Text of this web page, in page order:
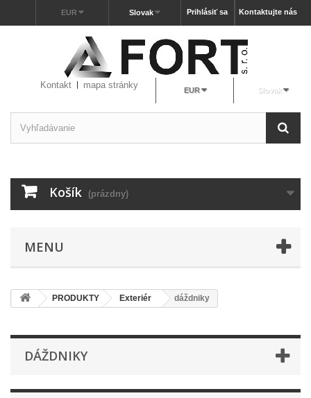
Kontaktujte nás
Prihlásiť sa
Slovak
EUR
Slovak
EUR
Kontakt mapa stránky
Košík (prázdny)
MENU
PRODUKTY Exteriér dáždniky
DÁŽDNIKY